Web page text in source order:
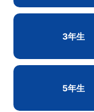
3年生
5年生